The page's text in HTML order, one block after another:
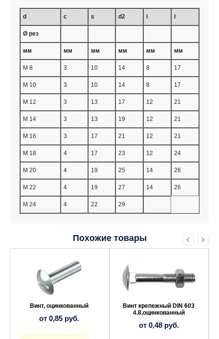
d c s d2 i l
Ø рез
мм мм мм мм мм мм
M 8 3 10 14 8 17
M 10 3 10 14 8 17
M 12 3 13 17 12 21
M 14 3 13 19 12 21
M 16 3 17 21 12 21
M 18 4 17 23 12 24
M 20 4 19 25 14 26
M 22 4 19 27 14 26
M 24 4 22 29
Похожие товары
Винт, оцинкованный
от0,85 руб.
несколько
вариаций.
выбрать
странице
Винт крепежный DIN 603
4.8,оцинкованный
от 0,48 руб.
товар
имеет
несколько
вариаций.
Опции
выбрать
странице
товара.